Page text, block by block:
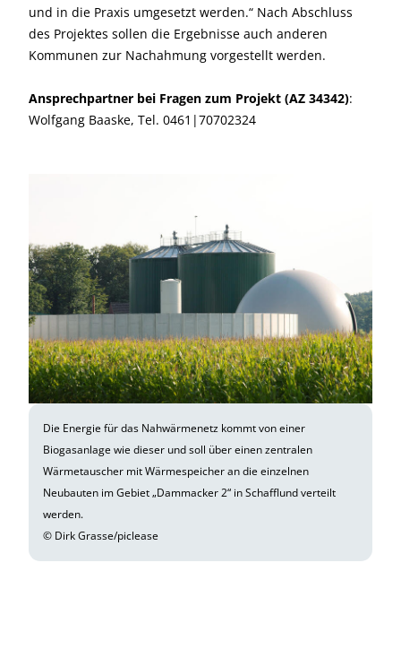
und in die Praxis umgesetzt werden.“ Nach Abschluss
des Projektes sollen die Ergebnisse auch anderen
Kommunen zur Nachahmung vorgestellt werden.
Ansprechpartner bei Fragen zum Projekt (AZ 34342):
Wolfgang Baaske, Tel. 0461|70702324
Die Energie für das Nahwärmenetz kommt von einer
Biogasanlage wie dieser und soll über einen zentralen
Wärmetauscher mit Wärmespeicher an die einzelnen
Neubauten im Gebiet „Dammacker 2“ in Schafflund verteilt
werden.
© Dirk Grasse/piclease